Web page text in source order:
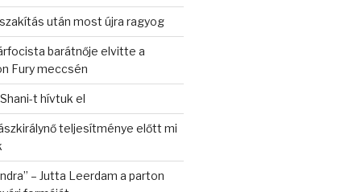
után most újra ragyog
barátnője elvitte a
Fury meccsén
t hívtuk el
teljesítménye előtt mi
– Jutta Leerdam a parton